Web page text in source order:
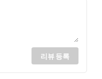
리뷰 등록